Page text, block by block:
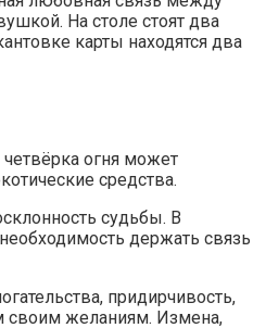
На столе стоят два
карты находятся два
огня может
средства.
судьбы. В
держать связь
придирчивость,
своим желаниям. Измена,